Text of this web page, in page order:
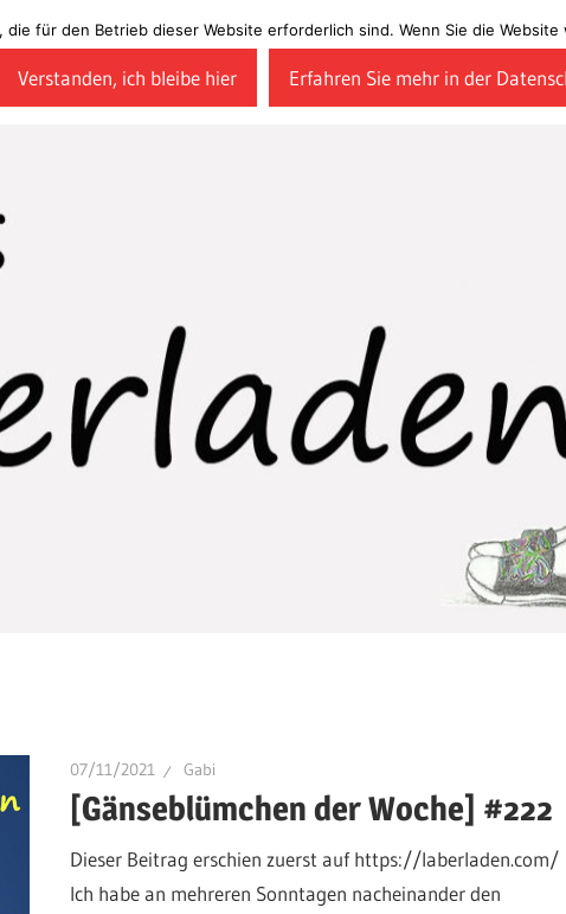
07/11/2021 Gabi
[Gänseblümchen der Woche] #222
Dieser Beitrag erschien zuerst auf https://laberladen.com/
Ich habe an mehreren Sonntagen nacheinander den
für den Betrieb dieser Website erforderlich sind. Wenn Sie die
Verstanden, ich bleibe hier Erfahren Sie mehr in der